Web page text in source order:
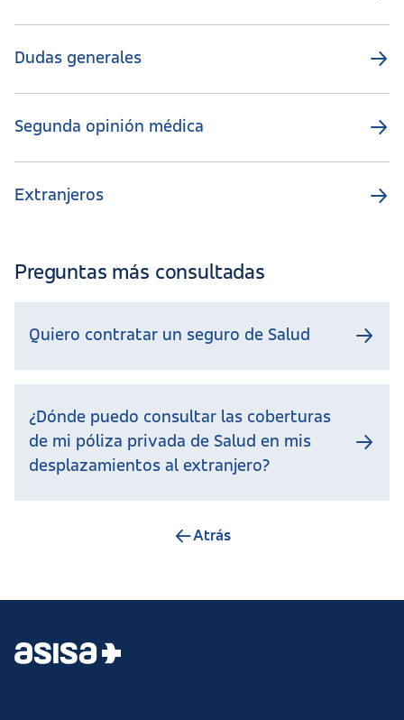
Dudas generales
Segunda opinión médica
Extranjeros
Preguntas más consultadas
Quiero contratar un seguro de Salud
¿Dónde puedo consultar las coberturas
de mi póliza privada de Salud en mis
desplazamientos al extranjero?
Atrás